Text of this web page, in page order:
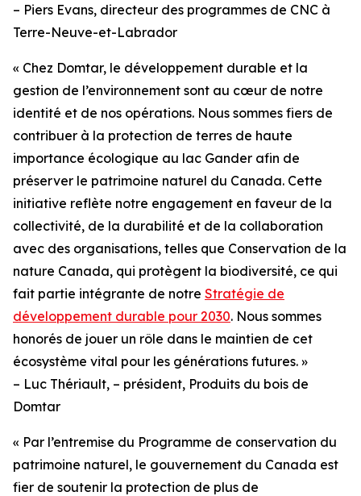
– Piers Evans, directeur des programmes de CNC à
Terre-Neuve-et-Labrador
« Chez Domtar, le développement durable et la
gestion de l’environnement sont au cœur de notre
identité et de nos opérations. Nous sommes fiers de
contribuer à la protection de terres de haute
importance écologique au lac Gander afin de
préserver le patrimoine naturel du Canada. Cette
initiative reflète notre engagement en faveur de la
collectivité, de la durabilité et de la collaboration
avec des organisations, telles que Conservation de la
nature Canada, qui protègent la biodiversité, ce qui
fait partie intégrante de notre Stratégie de
développement durable pour 2030. Nous sommes
honorés de jouer un rôle dans le maintien de cet
écosystème vital pour les générations futures. »
– Luc Thériault, – président, Produits du bois de
Domtar
« Par l’entremise du Programme de conservation du
patrimoine naturel, le gouvernement du Canada est
fier de soutenir la protection de plus de